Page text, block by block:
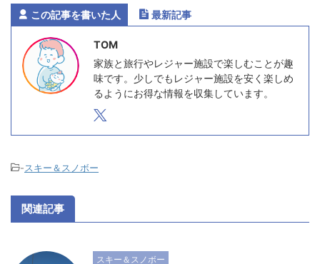
この記事を書いた人 最新記事
TOM
家族と旅行やレジャー施設で楽しむことが趣
味です。少しでもレジャー施設を安く楽しめ
るようにお得な情報を収集しています。
-スキー＆スノボー
関連記事
スキー＆スノボー